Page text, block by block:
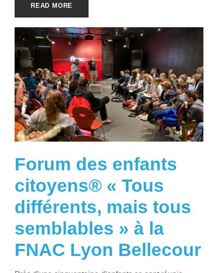
READ MORE
Forum des enfants
citoyens® « Tous
différents, mais tous
semblables » à la
FNAC Lyon Bellecour